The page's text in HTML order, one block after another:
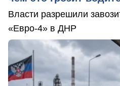
Власти разрешили
«Евро-4» в ДНР